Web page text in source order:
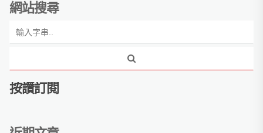
網站搜尋
按讚訂閱